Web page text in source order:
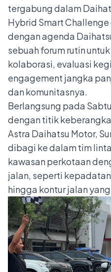
tergabung dalam
Hybrid Smart
dengan agenda
sebuah forum rutin
kolaborasi, evaluasi
engagement jangka
dan komunitasnya.
Berlangsung pada
dengan titik
Astra Daihatsu Motor,
dibagi ke dalam tim
kawasan perkotaan
jalan, seperti
hingga kontur jalan